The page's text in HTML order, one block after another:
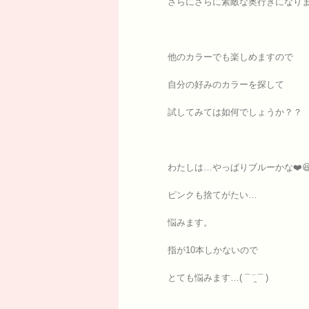
他のカラーでも楽しめますので
自分の好みのカラーを探して
試してみては如何でしょうか？？
わたしは…やっぱりブルーかな
ピンクも捨てがたい…
悩みます。
指が10本しかないので
とても悩みます…( ¯ ¨̯ ¯ )